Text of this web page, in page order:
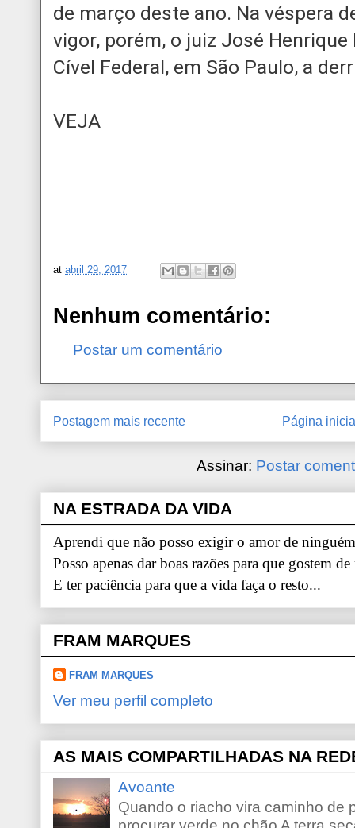
de março deste ano. Na véspera
vigor, porém, o juiz José Henrique
Cível Federal, em São Paulo, a
VEJA
at abril 29, 2017
Nenhum comentário:
Postar um comentário
Postagem mais recente Página
Assinar: Postar
NA ESTRADA DA VIDA
Aprendi que não posso exigir o amor de
Posso apenas dar boas razões para que gostem
E ter paciência para que a vida faça o resto...
FRAM MARQUES
FRAM MARQUES
Ver meu perfil completo
AS MAIS COMPARTILHADAS NA
Avoante
Quando o riacho vira caminho de